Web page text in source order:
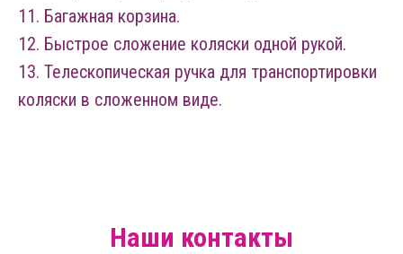
11. Багажная корзина.
12. Быстрое сложение коляски одной рукой.
13. Телескопическая ручка для транспортировки
коляски в сложенном виде.
Наши контакты